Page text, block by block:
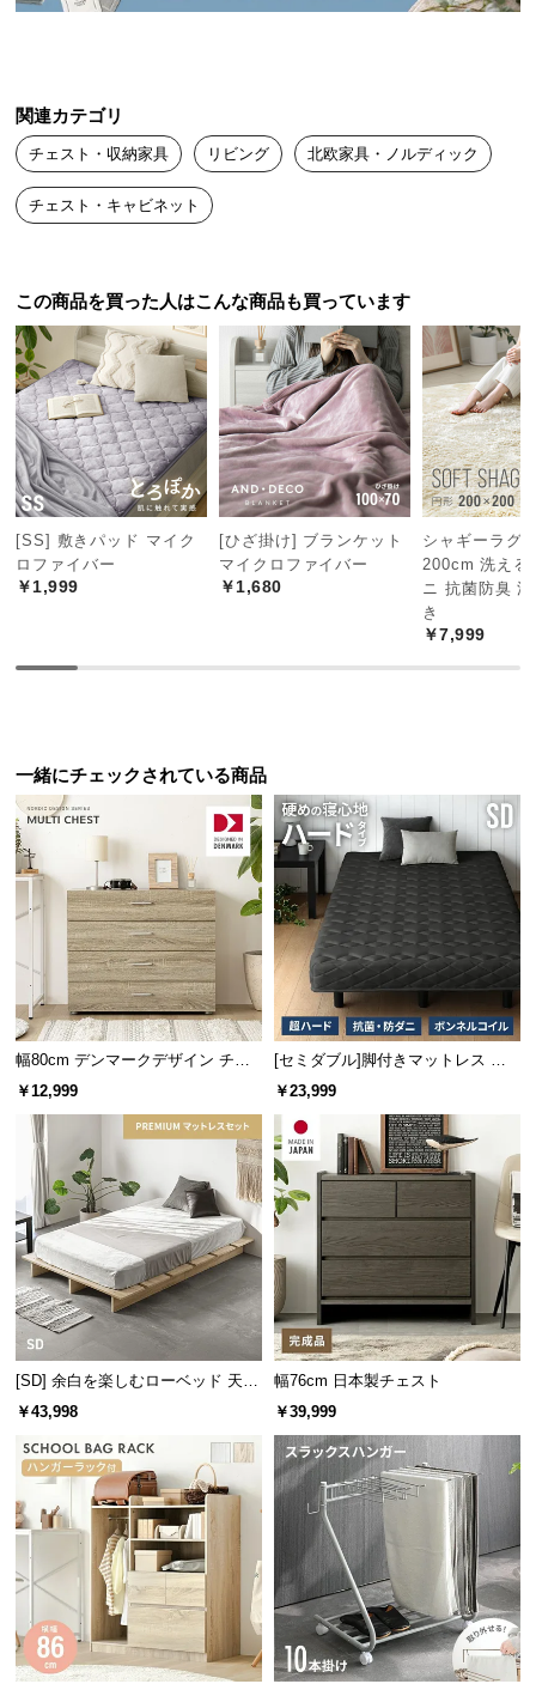
い
て
大
品
の
送
に
つ
い
て
中
型
商
つ
い
て
小
配
送
に
つ
い
て
開
梱
設
置
サ
ビ
ス
つ
い
て
搬
入
経
路
に
デンマーク生まれの本格北欧デザイン
デンマークの人気インテリアメーカーによるプロダ
クトデザイン。本物の北欧デザインをお届けしま
す。
関連カテゴリ
チェスト・収納家具 リビング 北欧家具・ノルディック
チェスト・キャビネット
この商品を買った人はこんな商品も買っています
[SS] 敷きパッド マイク
ロファイバー
￥1,999
[ひざ掛け] ブランケット
マイクロファイバー
￥1,680
シャギーラグ
200cm 洗える
ニ 抗菌防臭
き
￥7,999
一緒にチェックされている商品
幅80cm デンマークデザイン チェ
スト
￥12,999
[セミダブル]脚付きマットレス ボ
ンネルコイル ハードタイプ
￥23,999
[SD] 余白を楽しむローベッド 天然
木調 ステージベッド プレミアムマ
ットレス付き
￥43,998
幅76cm 日本製チェスト
￥39,999